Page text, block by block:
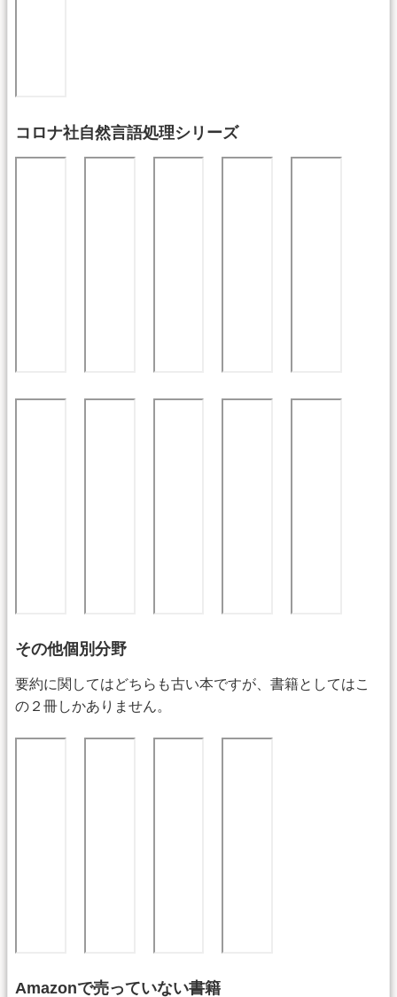
コロナ社自然言語処理シリーズ
その他個別分野
要約に関してはどちらも古い本ですが、書籍としてはこ
の２冊しかありません。
Amazonで売っていない書籍